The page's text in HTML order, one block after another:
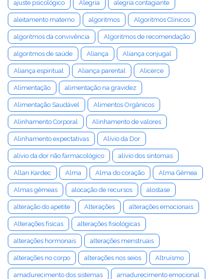
ajuste psicológico Alegria alegria contagiante
aleitamento materno algoritmos Algoritmos Clínicos
algoritmos da convivência Algoritmos de recomendação
algoritmos de saúde Aliança Aliança conjugal
Aliança espiritual Aliança parental Alicerce
Alimentação alimentação na gravidez
Alimentação Saudável Alimentos Orgânicos
Alinhamento Corporal Alinhamento de valores
Alinhamento expectativas Alívio da Dor
alívio da dor não farmacológico alívio dos sintomas
Allan Kardec Alma Alma do coração Alma Gêmea
Almas gêmeas alocação de recursos alostase
alteração do apetite Alterações alterações emocionais
Alterações físicas alterações fisiológicas
alterações hormonais alterações menstruais
alterações no corpo alterações nos seios Altruísmo
amadurecimento dos sistemas amadurecimento emocional